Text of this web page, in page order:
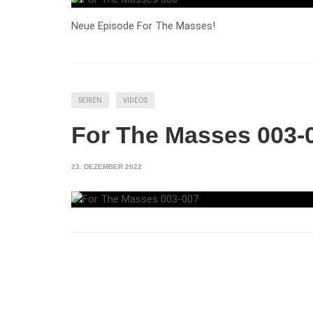
Neue Episode For The Masses!
SERIEN VIDEOS
For The Masses 003-
23. DEZEMBER 2022